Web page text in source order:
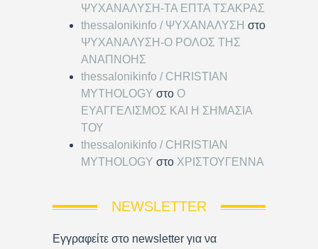
ΨΥΧΑΝΑΛΥΣΗ-ΤΑ ΕΠΤΑ ΤΣΑΚΡΑΣ
thessalonikinfo / ΨΥΧΑΝΑΛΥΣΗ στο
ΨΥΧΑΝΑΛΥΣΗ-Ο ΡΟΛΟΣ ΤΗΣ
ΑΝΑΠΝΟΗΣ
thessalonikinfo / CHRISTIAN
MYTHOLOGY στο Ο
ΕΥΑΓΓΕΛΙΣΜΟΣ ΚΑΙ Η ΣΗΜΑΣΙΑ
ΤΟΥ
thessalonikinfo / CHRISTIAN
MYTHOLOGY στο ΧΡΙΣΤΟΥΓΕΝΝΑ
NEWSLETTER
Εγγραφείτε στο newsletter για να